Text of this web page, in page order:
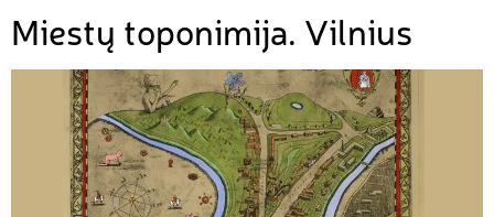
Miestų toponimija. Vilnius